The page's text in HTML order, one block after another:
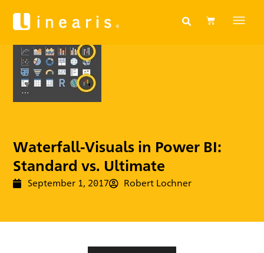
Waterfall-Visuals in Power BI:
Standard vs. Ultimate
September 1, 2017 Robert Lochner